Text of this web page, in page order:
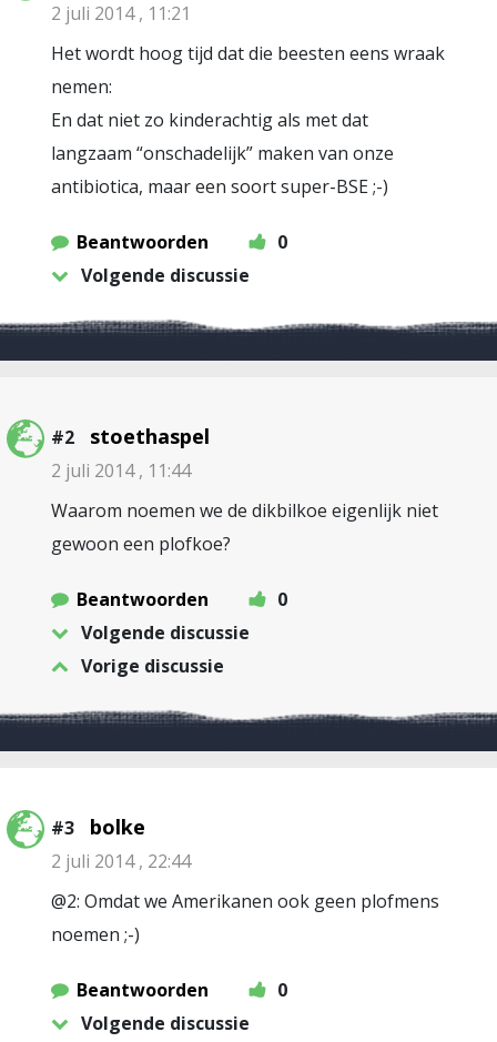
2 juli 2014 , 11:21
Het wordt hoog tijd dat die beesten eens wraak
nemen:
En dat niet zo kinderachtig als met dat
langzaam “onschadelijk” maken van onze
antibiotica, maar een soort super-BSE ;-)
Beantwoorden
0
Volgende discussie
#2 stoethaspel
2 juli 2014 , 11:44
Waarom noemen we de dikbilkoe eigenlijk niet
gewoon een plofkoe?
Beantwoorden
0
Volgende discussie
Vorige discussie
#3 bolke
2 juli 2014 , 22:44
@2: Omdat we Amerikanen ook geen plofmens
noemen ;-)
Beantwoorden
0
Volgende discussie